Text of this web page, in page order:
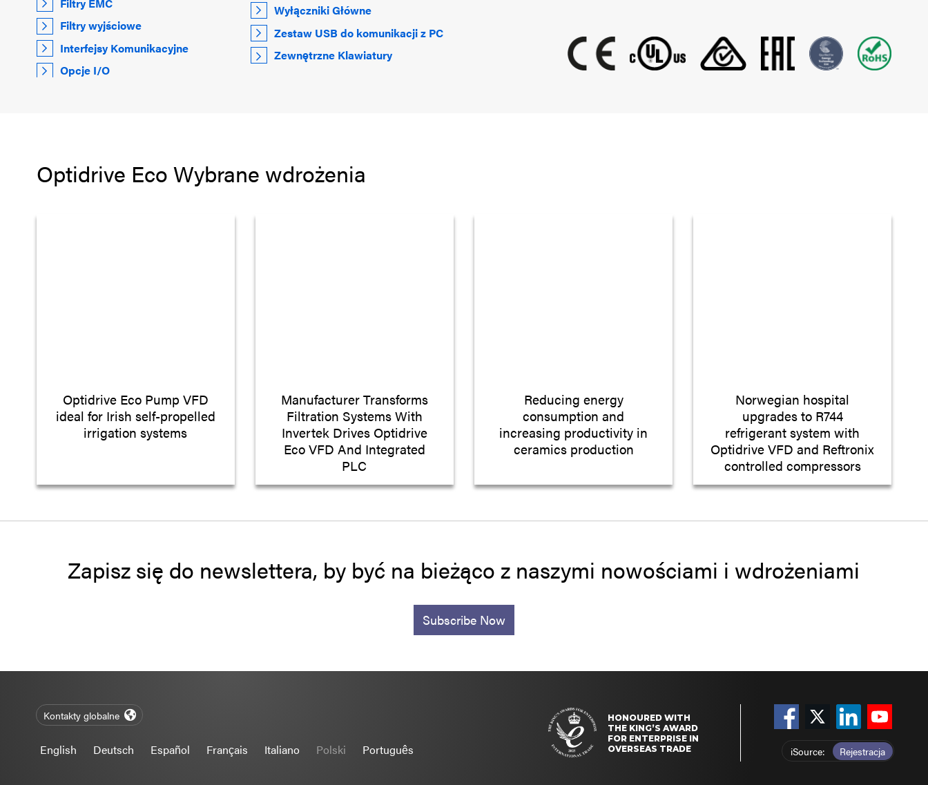
Filtry wyjściowe
Interfejsy Komunikacyjne
Opcje I/O
Wyłączniki Główne
Zestaw USB do komunikacji z PC
Zewnętrzne Klawiatury
Optidrive Eco Wybrane wdrożenia
Optidrive Eco Pump VFD
ideal for Irish self-propelled
irrigation systems
Manufacturer Transforms
Filtration Systems With
Invertek Drives Optidrive
Eco VFD And Integrated
PLC
Reducing energy
consumption and
increasing productivity in
ceramics production
Norwegian hospital
upgrades to R744
refrigerant system with
Optidrive VFD and Reftronix
controlled compressors
Zapisz się do newslettera, by być na bieżąco z naszymi nowościami i wdrożeniami
Subscribe Now
HONOURED WITH
THE KING’S AWARD
FOR ENTERPRISE IN
OVERSEAS TRADE
iSource Rejestracja
Kontakty globalne
English Deutsch Español Français Italiano Polski Português